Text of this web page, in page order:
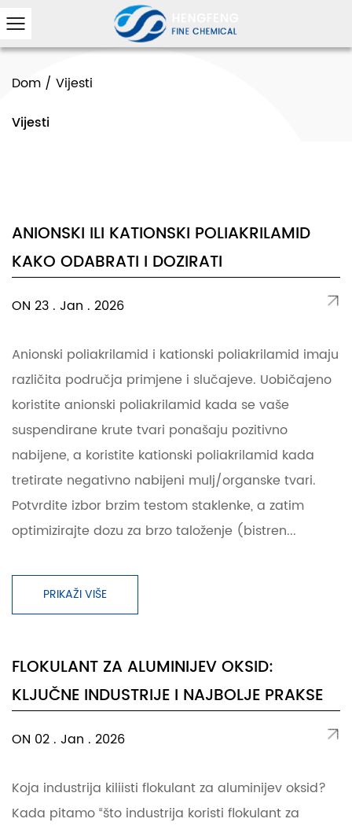
Dom / Vijesti
Vijesti
ANIONSKI ILI KATIONSKI POLIAKRILAMID
KAKO ODABRATI I DOZIRATI
ON 23 . Jan . 2026
Anionski poliakrilamid i kationski poliakrilamid imaju
različita područja primjene i slučajeve. Uobičajeno
koristite anionski poliakrilamid kada se vaše
suspendirane krute tvari ponašaju pozitivno
nabijene, a koristite kationski poliakrilamid kada
tretirate negativno nabijeni mulj/organske tvari.
Potvrdite izbor brzim testom staklenke, a zatim
optimizirajte dozu za brzo taloženje (bistren...
PRIKAŽI VIŠE
FLOKULANT ZA ALUMINIJEV OKSID:
KLJUČNE INDUSTRIJE I NAJBOLJE PRAKSE
ON 02 . Jan . 2026
Koja industrija kiliisti flokulant za aluminijev oksid?
Kada pitamo “što industrija koristi flokulant za